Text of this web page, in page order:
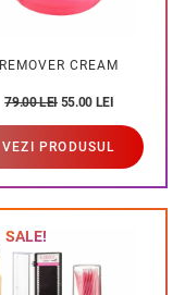
REMOVER CREAM
79.00LEI 55.00 LEI
VEZI PRODUSUL
SALE!